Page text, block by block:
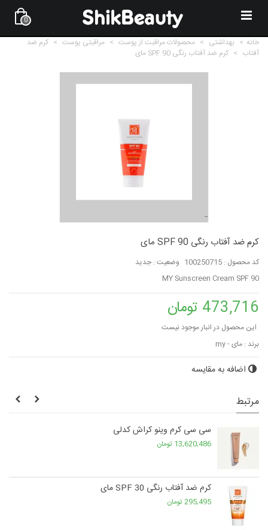
0
خانه > بهداشتی > محصولات مراقبت از پوست > مراقبتی پوست > کرم ضد
آفتاب > کرم ضد آفتاب رنگی SPF 90 مای
کرم ضد آفتاب رنگی SPF 90 مای
کد محصول : 100250715 وضعیت : جدید
MY Sunscreen Cream SPF 90
473,716 تومان
این محصول در انبار موجود نیست
برند : مای - my
اضافه به مقایسه
مرتبط
سی سی کرم وینو کراش کدلی
13,620,486 تومان
کرم ضد آفتاب رنگی SPF 30 مای
295,495 تومان